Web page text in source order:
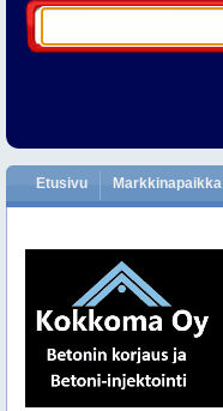
Etusivu Markkinapaikka